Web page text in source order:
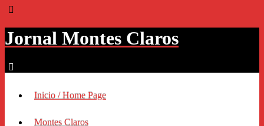
Jornal Montes Claros
Inicio / Home Page
Montes Claros